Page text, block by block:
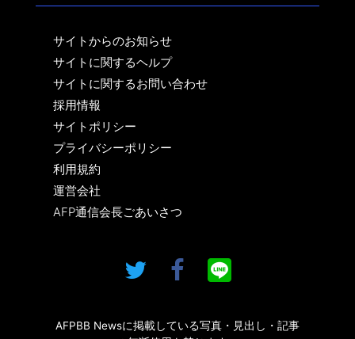
サイトからのお知らせ
サイトに関するヘルプ
サイトに関するお問い合わせ
採用情報
サイトポリシー
プライバシーポリシー
利用規約
運営会社
AFP通信会長ごあいさつ
AFPBB Newsに掲載している写真・見出し・記事